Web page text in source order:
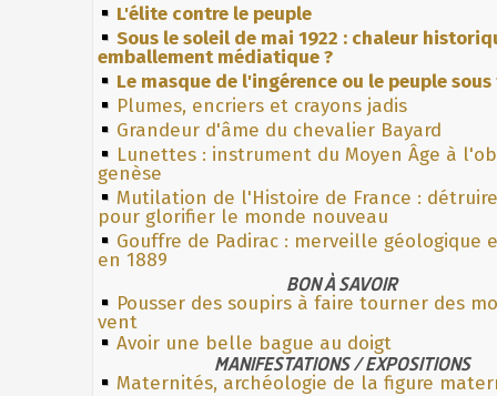
L'élite contre le peuple
Sous le soleil de mai 1922 : chaleur
emballement médiatique ?
Le masque de l'ingérence ou le peuple
Plumes, encriers et crayons jadis
Grandeur d'âme du chevalier Bayard
Lunettes : instrument du Moyen Âge à
genèse
Mutilation de l'Histoire de France :
pour glorifier le monde nouveau
Gouffre de Padirac : merveille géologique
en 1889
BON À SAVOIR
Pousser des soupirs à faire tourner des
vent
Avoir une belle bague au doigt
MANIFESTATIONS / EXPOSITIONS
Maternités, archéologie de la figure